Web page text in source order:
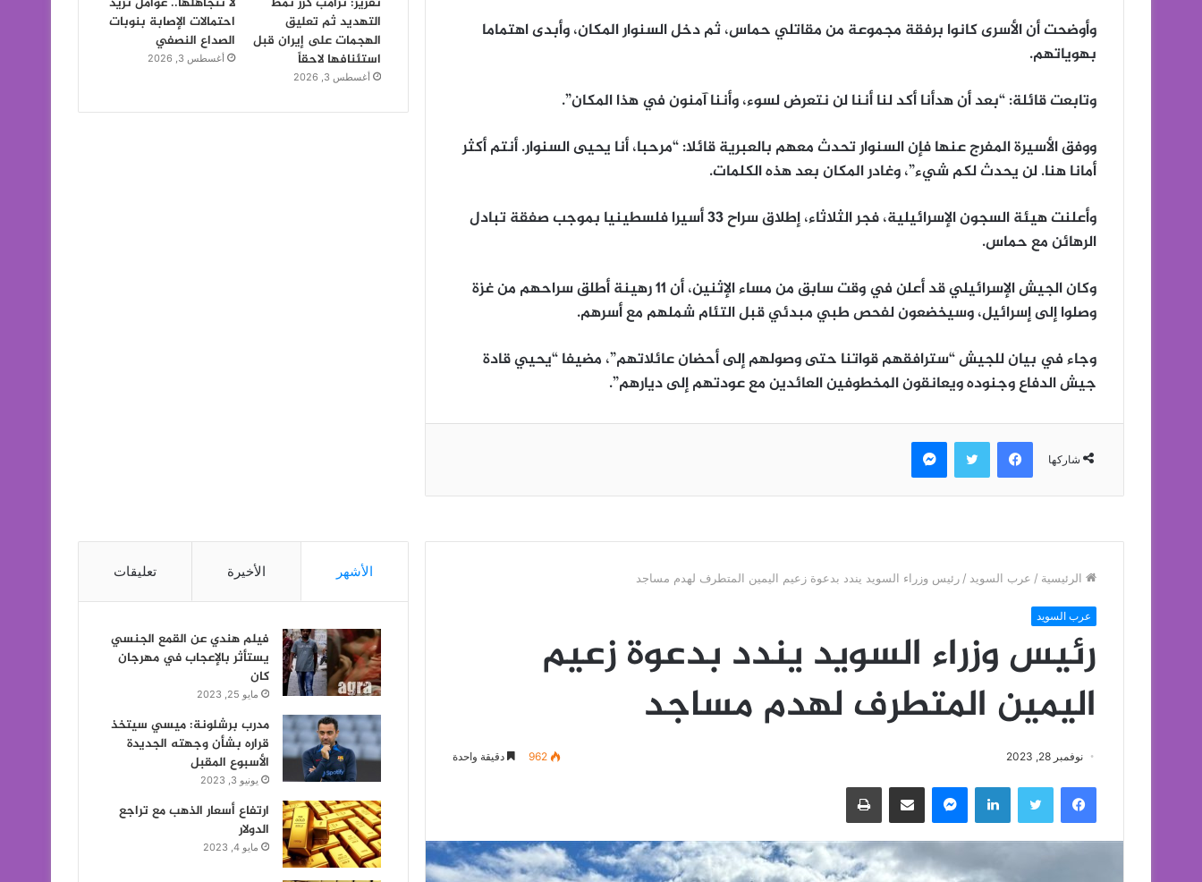
وأوضحت أن الأسرى كانوا برفقة مجموعة من مقاتلي حماس، ثم دخل السنوار المكان، وأبدى اهتماما
بهوياتهم.
وتابعت قائلة: “بعد أن هدأنا أكد لنا أننا لن نتعرض لسوء، وأننا آمنون في هذا المكان”.
ووفق الأسيرة المفرج عنها فإن السنوار تحدث معهم بالعبرية قائلا: “مرحبا، أنا يحيى السنوار. أنتم أكثر
أمانا هنا. لن يحدث لكم شيء”، وغادر المكان بعد هذه الكلمات.
وأعلنت هيئة السجون الإسرائيلية، فجر الثلاثاء، إطلاق سراح 33 أسيرا فلسطينيا بموجب صفقة تبادل
الرهائن مع حماس.
وكان الجيش الإسرائيلي قد أعلن في وقت سابق من مساء الإثنين، أن 11 رهينة أطلق سراحهم من غزة
وصلوا إلى إسرائيل، وسيخضعون لفحص طبي مبدئي قبل التئام شملهم مع أسرهم.
وجاء في بيان للجيش “سترافقهم قواتنا حتى وصولهم إلى أحضان عائلاتهم”، مضيفا “يحيي قادة
جيش الدفاع وجنوده ويعانقون المخطوفين العائدين مع عودتهم إلى ديارهم”.
شاركها
فيسبوك تويتر ماسنجر
التهديد ثم تعليق
الهجمات على إيران قبل
استئنافها لاحقاً
أغسطس 3, 2026
احتمالات الإصابة بنوبات
الصداع النصفي
أغسطس 3, 2026